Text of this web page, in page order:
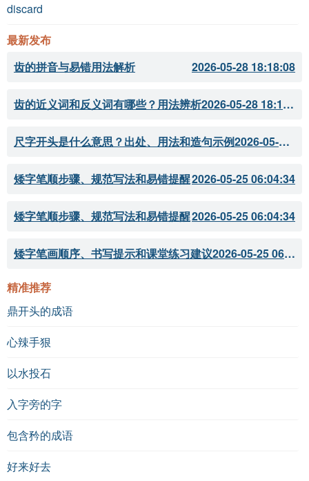
discard
最新发布
齿的拼音与易错用法解析
2026-05-28 18:18:08
齿的近义词和反义词有哪些？用法辨析 2026-05-28 18:18:07
尺字开头是什么意思？出处、用法和造句示例 2026-05-28 18:18:05
矮字笔顺步骤、规范写法和易错提醒2026-05-25 06:04:34
矮字笔顺步骤、规范写法和易错提醒2026-05-25 06:04:34
矮字笔画顺序、书写提示和课堂练习建议 2026-05-25 06:04:33
精准推荐
鼎开头的成语
心辣手狠
以水投石
入字旁的字
包含矜的成语
好来好去